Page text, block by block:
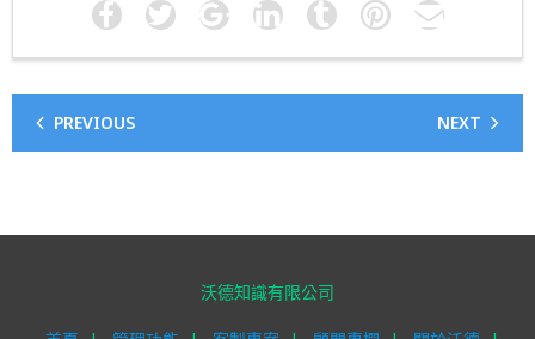
PREVIOUS NEXT
沃德知識有限公司